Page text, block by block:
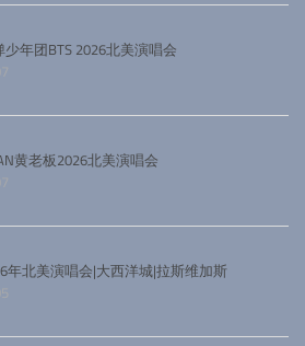
年团BTS 2026北美演唱会
黄老板2026北美演唱会
年北美演唱会|大西洋城|拉斯维加斯